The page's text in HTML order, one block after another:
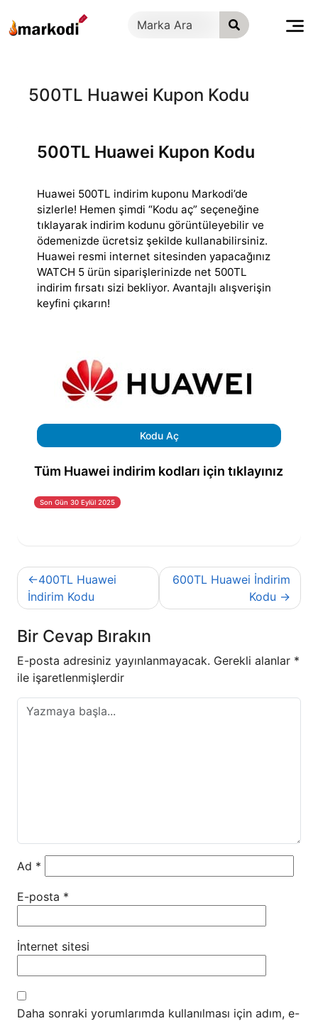
geç
500TL Huawei Kupon Kodu
500TL Huawei Kupon Kodu
Huawei 500TL indirim kuponu Markodi’de
sizlerle! Hemen şimdi “Kodu aç” seçeneğine
tıklayarak indirim kodunu görüntüleyebilir ve
ödemenizde ücretsiz şekilde kullanabilirsiniz.
Huawei resmi internet sitesinden yapacağınız
WATCH 5 ürün siparişlerinizde net 500TL
indirim fırsatı sizi bekliyor. Avantajlı alışverişin
keyfini çıkarın!
Kodu Aç
Tüm Huawei indirim kodları için tıklayınız
Son Gün 30 Eylül 2025
Yazı
gezinmesi
400TL Huawei
İndirim Kodu
600TL Huawei İndirim
Kodu
Bir Cevap Bırakın
E-posta adresiniz yayınlanmayacak. Gerekli alanlar *
ile işaretlenmişlerdir
Ad *
E-posta *
İnternet sitesi
Daha sonraki yorumlarımda kullanılması için adım, e-